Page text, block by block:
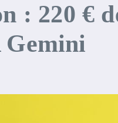
: 220 €
Gemini